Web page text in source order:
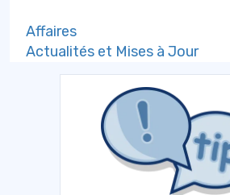
Affaires
Actualités et Mises à Jour